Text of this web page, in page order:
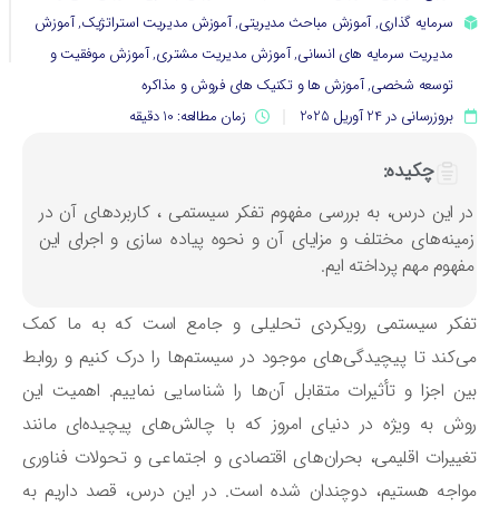
سرمایه گذاری,آموزش مباحث مدیریتی,آموزش مدیریت استراتژیک,آموزش
مدیریت سرمایه های انسانی,آموزش مدیریت مشتری,آموزش موفقیت و
توسعه شخصی,آموزش ها و تکنیک های فروش و مذاکره
بروزرسانی در 24 آوریل 2025
زمان مطالعه: 10 دقیقه
چکیده:
این درس، به بررسی مفهوم تفکر سیستمی ، کاربردهای آن در
مختلف و مزایای آن و نحوه پیاده سازی و اجرای این
مهم پرداخته ایم.
سیستمی رویکردی تحلیلی و جامع است که به ما کمک
تا پیچیدگی‌های موجود در سیستم‌ها را درک کنیم و روابط
اجزا و تأثیرات متقابل آن‌ها را شناسایی نماییم. اهمیت این
به ویژه در دنیای امروز که با چالش‌های پیچیده‌ای مانند
اقلیمی، بحران‌های اقتصادی و اجتماعی و تحولات فناوری
هستیم، دوچندان شده است. در این درس، قصد داریم به